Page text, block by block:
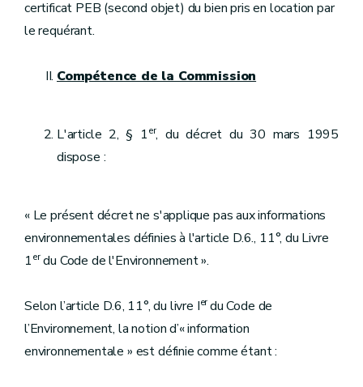
certificat PEB (second objet) du bien pris en location par
le requérant.
Compétence de la Commission
L'article 2, § 1er, du décret du 30 mars 1995
dispose :
« Le présent décret ne s'applique pas aux informations
environnementales définies à l'article D.6., 11°, du Livre
1erdu Code de l'Environnement ».
Selon l’article D.6, 11°, du livre Ierdu Code de
l’Environnement, la notion d’« information
environnementale » est définie comme étant :